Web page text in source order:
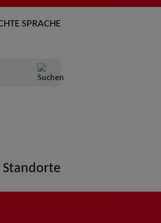
SPRACHE
Standorte